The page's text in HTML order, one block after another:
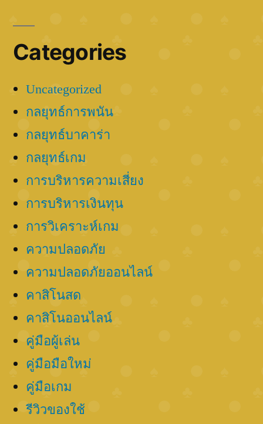
Categories
Uncategorized
กลยุทธ์การพนัน
กลยุทธ์บาคาร่า
กลยุทธ์เกม
การบริหารความเสี่ยง
การบริหารเงินทุน
การวิเคราะห์เกม
ความปลอดภัย
ความปลอดภัยออนไลน์
คาสิโนสด
คาสิโนออนไลน์
คู่มือผู้เล่น
คู่มือมือใหม่
คู่มือเกม
รีวิวของใช้